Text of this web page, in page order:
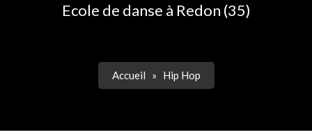
Ecole de danse à Redon (35)
Accueil » Hip Hop